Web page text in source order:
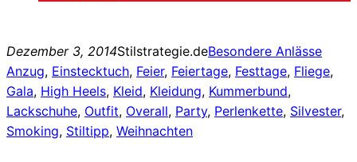
Dezember 3, 2014Stilstrategie.deBesondere Anlässe
Anzug, Einstecktuch, Feier, Feiertage, Festtage, Fliege
Gala, High Heels, Kleid, Kleidung, Kummerbund
Lackschuhe, Outfit, Overall, Party, Perlenkette, Silvester
Smoking, Stiltipp, Weihnachten